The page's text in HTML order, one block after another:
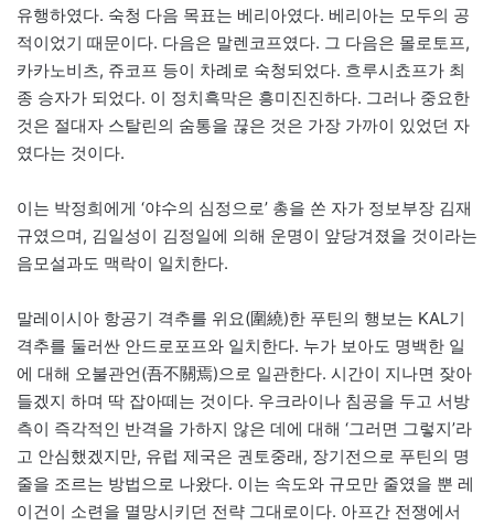
유행하였다. 숙청 다음 목표는 베리아였다. 베리아는 모두의 공
적이었기 때문이다. 다음은 말렌코프였다. 그 다음은 몰로토프,
카카노비츠, 쥬코프 등이 차례로 숙청되었다. 흐루시쵸프가 최
종 승자가 되었다. 이 정치흑막은 흥미진진하다. 그러나 중요한
것은 절대자 스탈린의 숨통을 끊은 것은 가장 가까이 있었던 자
였다는 것이다.
이는 박정희에게 ‘야수의 심정으로’ 총을 쏜 자가 정보부장 김재
규였으며, 김일성이 김정일에 의해 운명이 앞당겨졌을 것이라는
음모설과도 맥락이 일치한다.
말레이시아 항공기 격추를 위요(圍繞)한 푸틴의 행보는 KAL기
격추를 둘러싼 안드로포프와 일치한다. 누가 보아도 명백한 일
에 대해 오불관언(吾不關焉)으로 일관한다. 시간이 지나면 잦아
들겠지 하며 딱 잡아떼는 것이다. 우크라이나 침공을 두고 서방
측이 즉각적인 반격을 가하지 않은 데에 대해 ‘그러면 그렇지’라
고 안심했겠지만, 유럽 제국은 권토중래, 장기전으로 푸틴의 명
줄을 조르는 방법으로 나왔다. 이는 속도와 규모만 줄였을 뿐 레
이건이 소련을 멸망시키던 전략 그대로이다. 아프간 전쟁에서